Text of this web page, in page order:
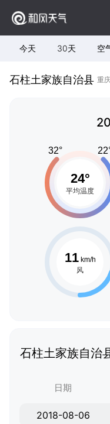
今天 30天 空
石柱土家族自治县 重
石柱土家族自治
日期
2018-08-06